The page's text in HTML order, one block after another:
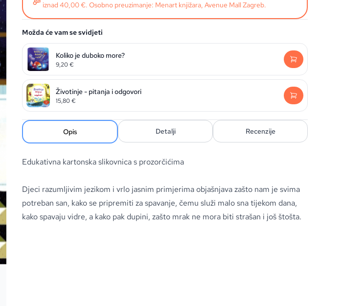
iznad 40,00 €. Osobno preuzimanje: Menart knjižara, Avenue Mall Zagreb.
Možda će vam se svidjeti
Koliko je duboko more?
9,20€
Životinje - pitanja i odgovori
15,80€
Opis Detalji Recenzije
Edukativna kartonska slikovnica s prozorčićima
Djeci razumljivim jezikom i vrlo jasnim primjerima objašnjava zašto nam je svima
potreban san, kako se pripremiti za spavanje, čemu služi malo sna tijekom dana,
kako spavaju vidre, a kako pak dupini, zašto mrak ne mora biti strašan i još štošta.